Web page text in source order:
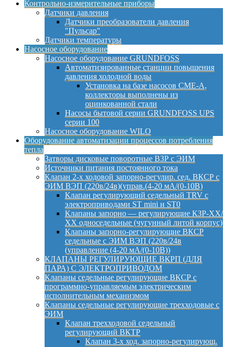
Контрольно-измерительные приборы
Датчики давления
Датчики преобразователи давления
"Пульсар"
Датчики температуры
Насосное оборудование
Насосное оборудование GRUNDFOSS
Автоматизированные станции повышения
давления холодной воды
Установка на базе насосов CME-A,
коллекторы выполнены из
оцинкованной стали
Насосы бытовой серии GRUNDFOSS UPS
серии 100
Насосное оборудование WILO
Оборудование автоматизации процессов потребления
тепла
Затворы дисковые поворотные ВЗР с ЭИМ
Источники питания постоянного тока
Клапан 2-х ходовой запорно-регулир. сед. ВКСР с
ЭИМ ВЭП (220в/24в)(управ.(4-20 мА/(0-10В)
Клапан регулирующий седельный TRV с
электроприводами ST mini и ST0
Клапаны запорно — регулирующие КЗР-ХХ/
ХХ односедельные (чугунный литой корпус)
Клапаны запорно-регулирующие ВКСР
седельные с ЭИМ ВЭП (220в/24в
(управление (4-20 мА/(0-10В))
КЛАПАНЫ РЕГУЛИРУЮЩИЕ ВКРП (ДЛЯ
ПАРА) С ЭЛЕКТРОПРИВОДОМ
Клапаны седельные регулирующие ВКСР с
программно-управляемым электрическим
исполнительным механизмом
Клапаны седельные регулирующие трехходовые с
ЭИМ
Клапан трехходовой седельный
регулирующий ВКТР
Клапан 3-х ход. запорно-регулирующ.